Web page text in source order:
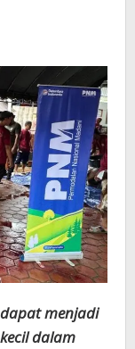
menjadi
dalam